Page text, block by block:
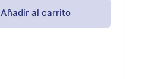
Añadir al carrito